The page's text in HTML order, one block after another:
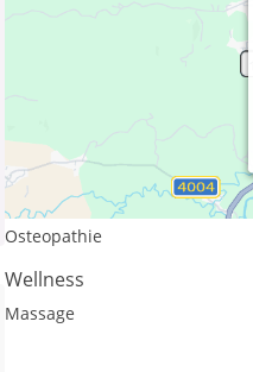
Leistungsspektrum:
Traditionelle und
Osteopathie
Wellness
Massage